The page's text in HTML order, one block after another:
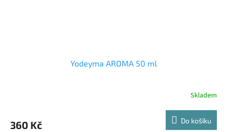
Yodeyma AROMA 50 ml
Skladem
360 Kč Do košíku